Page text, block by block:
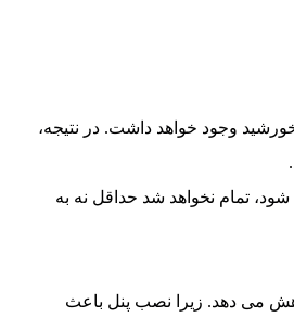
سال دیگر همچنان نور خورشید وجود خواهد داشت. در نتیجه،
تمام نخواهد شد حداقل نه به
می دهد. زیرا نصب پنل باعث